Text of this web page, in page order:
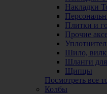
Накладки
Плитки и
Прочие
Шило,
Шланги для
Щипцы
Посмотреть все
Колбы